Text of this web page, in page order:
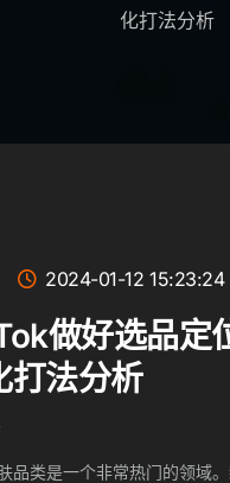
化打法分析
2024-01-12 15:23:24
做好选品定
打法分析
品类是一个非常热门的领域